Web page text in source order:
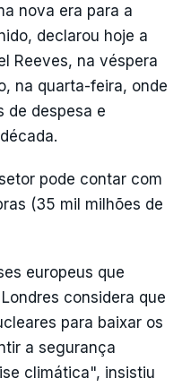
nova era para a
declarou hoje a
Reeves, na véspera
na quarta-feira, onde
de despesa e
pode contar com
(35 mil milhões de
europeus que
considera que
para baixar os
a segurança
climática", insistiu